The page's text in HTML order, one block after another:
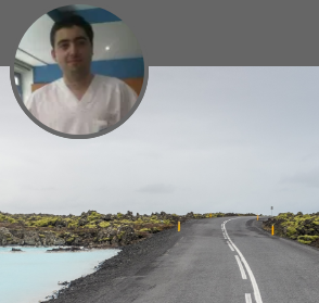
content